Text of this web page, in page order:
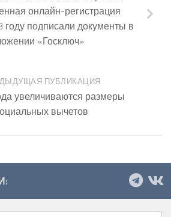
онлайн-регистрация
году подписали документы в
«Госключ»
ПУБЛИКАЦИЯ
увеличиваются размеры
вычетов